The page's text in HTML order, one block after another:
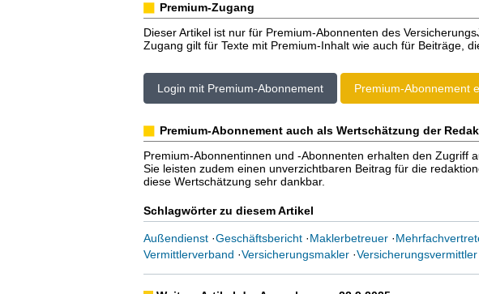
Premium-Zugang
Dieser Artikel ist nur für Premium-Abonnenten des
Zugang gilt für Texte mit Premium-Inhalt wie auch für Beiträge,
Login mit Premium-Abonnement Premium-Abonnement
Premium-Abonnement auch als Wertschätzung der
Premium-Abonnentinnen und -Abonnenten erhalten den Zugriff
Sie leisten zudem einen unverzichtbaren Beitrag für die
diese Wertschätzung sehr dankbar.
Schlagwörter zu diesem Artikel
Außendienst·Geschäftsbericht·Maklerbetreuer·
Vermittlerverband ·Versicherungsmakler·Versicherungsvermittler